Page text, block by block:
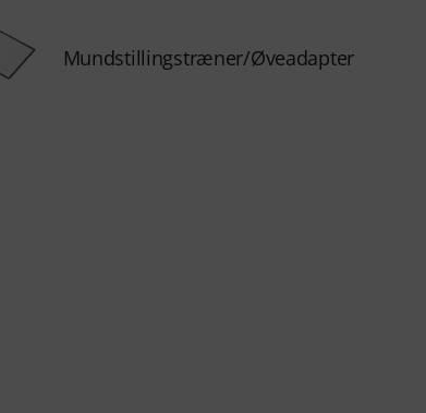
Mundstillingstræner/Øveadapter